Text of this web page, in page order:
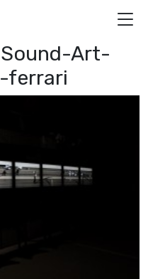
Art-
ferrari